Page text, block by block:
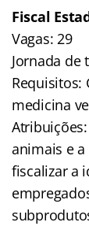
Fiscal
Vagas: 29
Jornada de
Requisitos:
medicina
animais e
fiscalizar a